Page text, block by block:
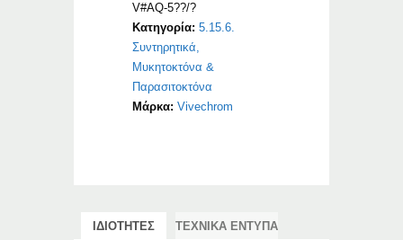
V#AQ-5??/?
Κατηγορία:5.15.6.
Συντηρητικά,
Μυκητοκτόνα &
Παρασιτοκτόνα
Μάρκα:Vivechrom
ΙΔΙΟΤΗΤΕΣ ΤΕΧΝΙΚΑ ΕΝΤΥΠΑ